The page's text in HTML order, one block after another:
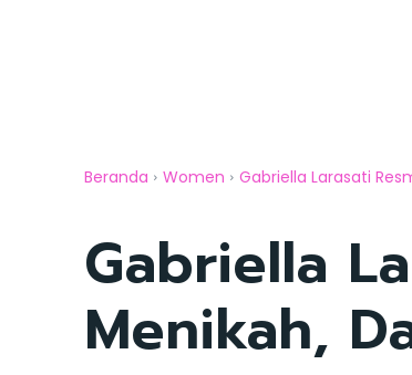
Beranda Women Gabriella Larasati
Gabriella
Menikah,